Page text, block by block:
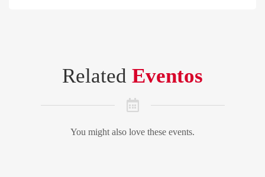
Related Eventos
You might also love these events.